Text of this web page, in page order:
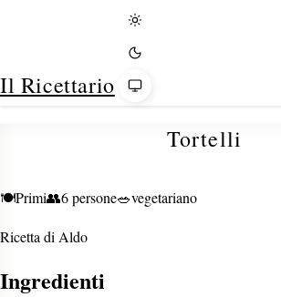
Il Ricettario
Tema
Tortelli
🍽️Primi👥6 persone🥗vegetariano
Ricetta di Aldo
Ingredienti